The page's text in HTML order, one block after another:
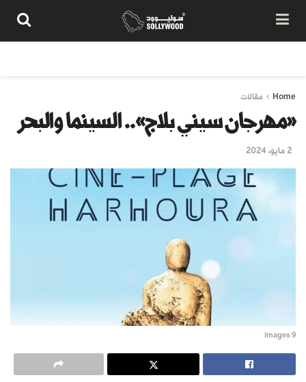
Home مقالات
«مهرجان سيني بلاج».. السينما والبحر
2 مايو، 2024
images 9